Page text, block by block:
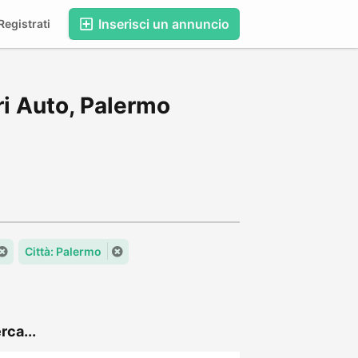
Inserisci un annuncio
Auto, Palermo
Città: Palermo